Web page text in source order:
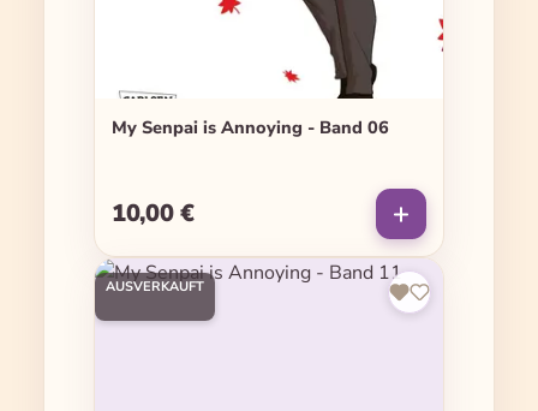
My Senpai is Annoying - Band 06
Regulärer Preis:
10,00 €
AUSVERKAUFT